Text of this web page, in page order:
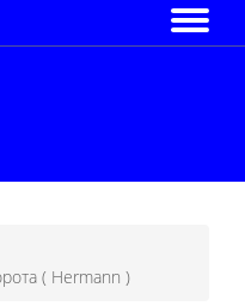
( Hermann )